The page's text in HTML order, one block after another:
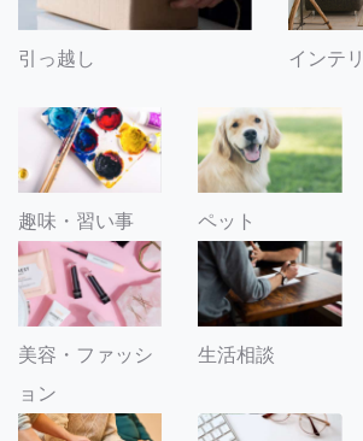
引っ越し インテ
趣味・習い事 ペット
美容・ファッシ
ョン
生活相談